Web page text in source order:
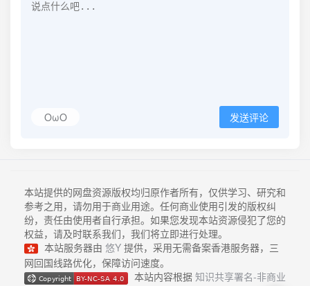
OωO 发送评论
本站提供的网盘资源版权均归原作者所有，仅供学习、研究和
参考之用，请勿用于商业用途。任何商业使用引发的版权纠
纷，责任由使用者自行承担。如果您发现本站资源侵犯了您的
权益，请及时联系我们，我们将立即进行处理。
本站服务器由 悠Y 提供，采用无需备案香港服务器，三
网回国线路优化，保障访问速度。
本站内容根据 知识共享署名-非商业